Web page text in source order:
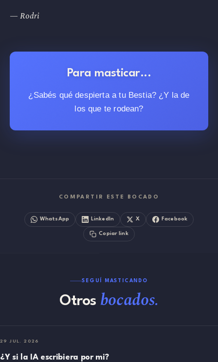
— Rodri
Para masticar...
¿Sabés qué despierta a tu Bestia? ¿Y la de
los que te rodean?
COMPARTIR ESTE BOCADO
WhatsApp LinkedIn X Facebook
Copiar link
SEGUÍ MASTICANDO
Otros bocados.
29 JUL. 2026
¿Y si la IA escribiera por mi?